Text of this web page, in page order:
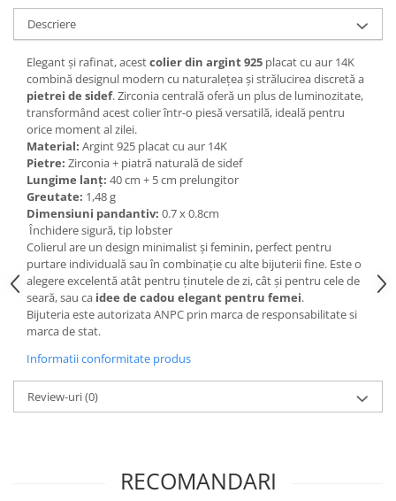
Descriere
Elegant și rafinat, acestcolier din argint 925 placat cu aur 14K
combină designul modern cu naturalețea și strălucirea discretă a
pietrei de sidef. Zirconia centrală oferă un plus de luminozitate,
transformând acest colier într-o piesă versatilă, ideală pentru
orice moment al zilei.
Material: Argint 925 placat cu aur 14K
Pietre: Zirconia + piatră naturală de sidef
Lungime lanț: 40 cm + 5 cm prelungitor
Greutate: 1,48 g
Dimensiuni pandantiv: 0.7 x 0.8cm
Închidere sigură, tip lobster
Colierul are un design minimalist și feminin, perfect pentru
purtare individuală sau în combinație cu alte bijuterii fine. Este o
alegere excelentă atât pentru ținutele de zi, cât și pentru cele de
seară, sau ca idee de cadou elegant pentru femei.
Bijuteria este autorizata ANPC prin marca de responsabilitate si
marca de stat.
Informatii conformitate produs
Review-uri(0)
RECOMANDARI